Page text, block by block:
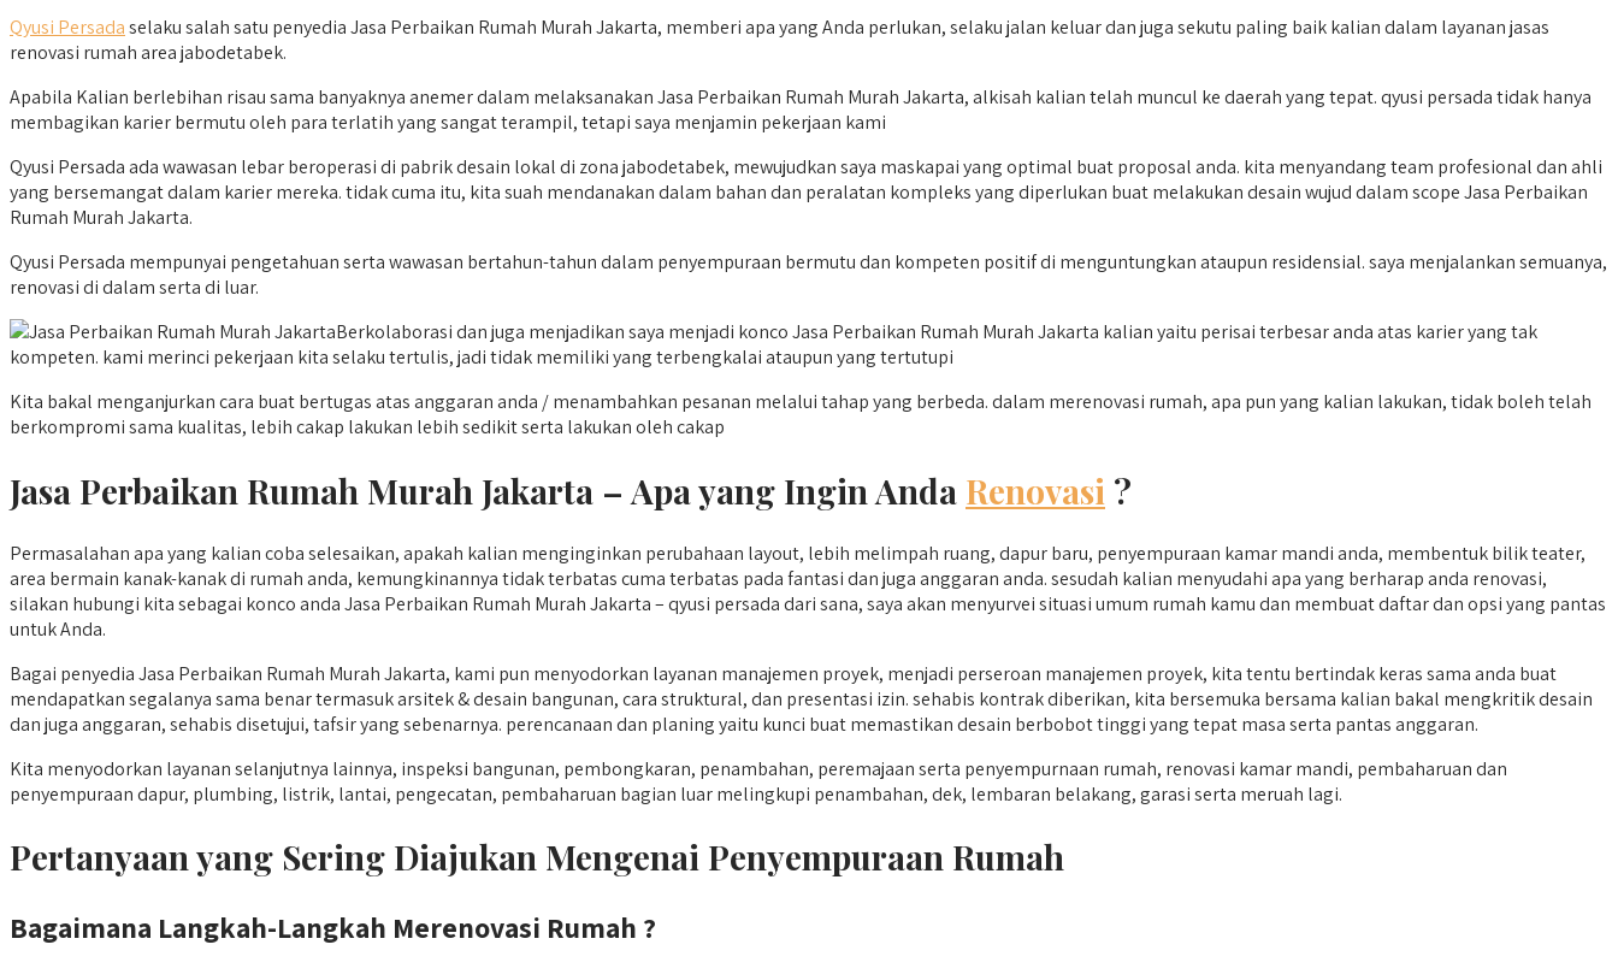
Qyusi Persadaselaku salah satu penyedia Jasa Perbaikan Rumah Murah Jakarta, memberi apa yang Anda perlukan, selaku jalan keluar dan juga sekutu paling baik kalian dalam layanan jasas
renovasi rumah area jabodetabek.
Apabila Kalian berlebihan risau sama banyaknya anemer dalam melaksanakan Jasa Perbaikan Rumah Murah Jakarta, alkisah kalian telah muncul ke daerah yang tepat. qyusi persada tidak hanya
membagikan karier bermutu oleh para terlatih yang sangat terampil, tetapi saya menjamin pekerjaan kami
Qyusi Persada ada wawasan lebar beroperasi di pabrik desain lokal di zona jabodetabek, mewujudkan saya maskapai yang optimal buat proposal anda. kita menyandang team profesional dan ahli
yang bersemangat dalam karier mereka. tidak cuma itu, kita suah mendanakan dalam bahan dan peralatan kompleks yang diperlukan buat melakukan desain wujud dalam scope Jasa Perbaikan
Rumah Murah Jakarta.
Qyusi Persada mempunyai pengetahuan serta wawasan bertahun-tahun dalam penyempuraan bermutu dan kompeten positif di menguntungkan ataupun residensial. saya menjalankan semuanya,
renovasi di dalam serta di luar.
Berkolaborasi dan juga menjadikan saya menjadi konco Jasa Perbaikan Rumah Murah Jakarta kalian yaitu perisai terbesar anda atas karier yang tak
kompeten. kami merinci pekerjaan kita selaku tertulis, jadi tidak memiliki yang terbengkalai ataupun yang tertutupi
Kita bakal menganjurkan cara buat bertugas atas anggaran anda / menambahkan pesanan melalui tahap yang berbeda. dalam merenovasi rumah, apa pun yang kalian lakukan, tidak boleh telah
berkompromi sama kualitas, lebih cakap lakukan lebih sedikit serta lakukan oleh cakap
Jasa Perbaikan Rumah Murah Jakarta – Apa yang Ingin Anda Renovasi ?
Permasalahan apa yang kalian coba selesaikan, apakah kalian menginginkan perubahaan layout, lebih melimpah ruang, dapur baru, penyempuraan kamar mandi anda, membentuk bilik teater,
area bermain kanak-kanak di rumah anda, kemungkinannya tidak terbatas cuma terbatas pada fantasi dan juga anggaran anda. sesudah kalian menyudahi apa yang berharap anda renovasi,
silakan hubungi kita sebagai konco anda Jasa Perbaikan Rumah Murah Jakarta – qyusi persada dari sana, saya akan menyurvei situasi umum rumah kamu dan membuat daftar dan opsi yang pantas
untuk Anda.
Bagai penyedia Jasa Perbaikan Rumah Murah Jakarta, kami pun menyodorkan layanan manajemen proyek, menjadi perseroan manajemen proyek, kita tentu bertindak keras sama anda buat
mendapatkan segalanya sama benar termasuk arsitek & desain bangunan, cara struktural, dan presentasi izin. sehabis kontrak diberikan, kita bersemuka bersama kalian bakal mengkritik desain
dan juga anggaran, sehabis disetujui, tafsir yang sebenarnya. perencanaan dan planing yaitu kunci buat memastikan desain berbobot tinggi yang tepat masa serta pantas anggaran.
Kita menyodorkan layanan selanjutnya lainnya, inspeksi bangunan, pembongkaran, penambahan, peremajaan serta penyempurnaan rumah, renovasi kamar mandi, pembaharuan dan
penyempuraan dapur, plumbing, listrik, lantai, pengecatan, pembaharuan bagian luar melingkupi penambahan, dek, lembaran belakang, garasi serta meruah lagi.
Pertanyaan yang Sering Diajukan Mengenai Penyempuraan Rumah
Bagaimana Langkah-Langkah Merenovasi Rumah ?